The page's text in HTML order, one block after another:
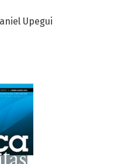
Upegui